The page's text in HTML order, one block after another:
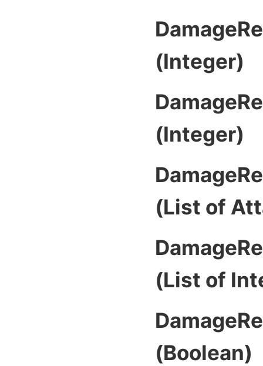
(Integer)
(Integer)
(List of
(List of
(Boolean)